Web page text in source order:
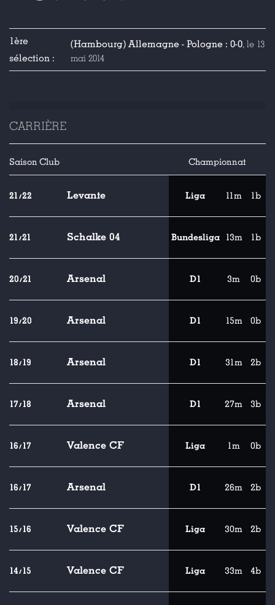
1ère
sélection :
(Hambourg) Allemagne - Pologne : 0-0, le 13
mai 2014
CARRIÈRE
SaisonClub Championnat
21/22 Levante Liga 11m 1b
21/21 Schalke 04 Bundesliga 13m 1b
20/21 Arsenal D1 3m 0b
19/20 Arsenal D1 15m 0b
18/19 Arsenal D1 31m 2b
17/18 Arsenal D1 27m 3b
16/17 Valence CF Liga 1m 0b
16/17 Arsenal D1 26m 2b
15/16 Valence CF Liga 30m 2b
14/15 Valence CF Liga 33m 4b